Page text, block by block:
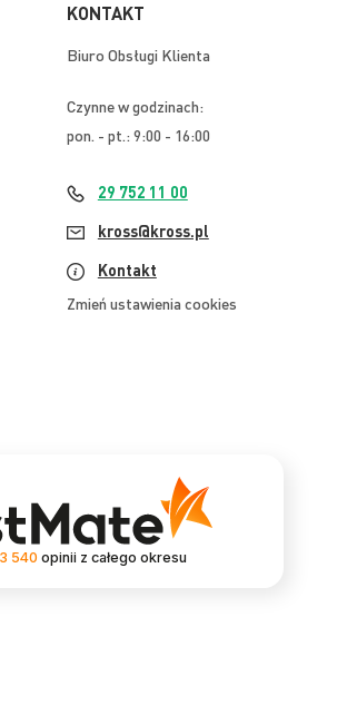
KONTAKT
Biuro Obsługi Klienta
Czynne w godzinach:
pon. - pt.: 9:00 - 16:00
29 752 11 00
kross@kross.pl
Kontakt
Zmień ustawienia cookies
540 opinii z całego okresu